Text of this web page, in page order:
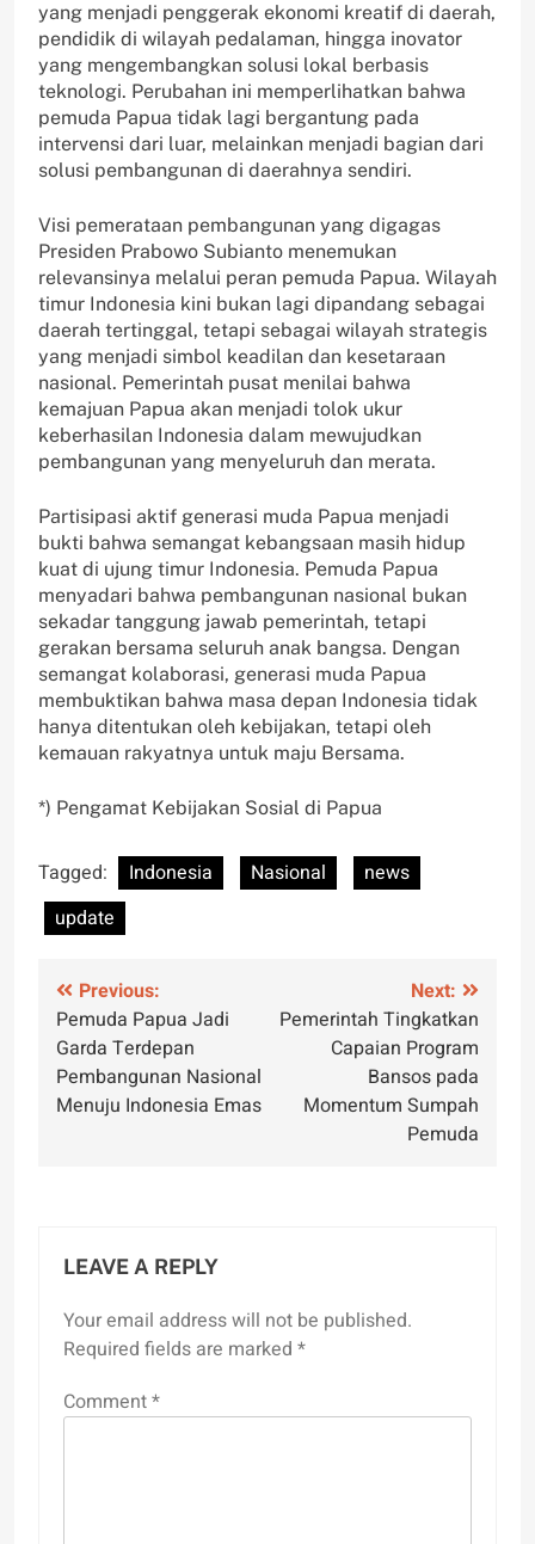
yang menjadi penggerak ekonomi kreatif di daerah,
pendidik di wilayah pedalaman, hingga inovator
yang mengembangkan solusi lokal berbasis
teknologi. Perubahan ini memperlihatkan bahwa
pemuda Papua tidak lagi bergantung pada
intervensi dari luar, melainkan menjadi bagian dari
solusi pembangunan di daerahnya sendiri.
Visi pemerataan pembangunan yang digagas
Presiden Prabowo Subianto menemukan
relevansinya melalui peran pemuda Papua. Wilayah
timur Indonesia kini bukan lagi dipandang sebagai
daerah tertinggal, tetapi sebagai wilayah strategis
yang menjadi simbol keadilan dan kesetaraan
nasional. Pemerintah pusat menilai bahwa
kemajuan Papua akan menjadi tolok ukur
keberhasilan Indonesia dalam mewujudkan
pembangunan yang menyeluruh dan merata.
Partisipasi aktif generasi muda Papua menjadi
bukti bahwa semangat kebangsaan masih hidup
kuat di ujung timur Indonesia. Pemuda Papua
menyadari bahwa pembangunan nasional bukan
sekadar tanggung jawab pemerintah, tetapi
gerakan bersama seluruh anak bangsa. Dengan
semangat kolaborasi, generasi muda Papua
membuktikan bahwa masa depan Indonesia tidak
hanya ditentukan oleh kebijakan, tetapi oleh
kemauan rakyatnya untuk maju Bersama.
*) Pengamat Kebijakan Sosial di Papua
Tagged: Indonesia Nasional
news
update
Post
navigation
Previous:
Pemuda Papua Jadi
Garda Terdepan
Pembangunan Nasional
Menuju Indonesia Emas
Next:
Pemerintah Tingkatkan
Capaian Program
Bansos pada
Momentum Sumpah
Pemuda
LEAVE A REPLY
Your email address will not be published.
Required fields are marked *
Comment*